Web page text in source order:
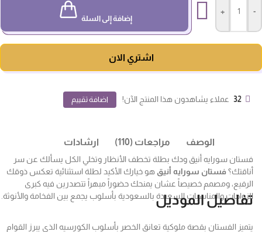
إضافة إلى السلة
اشتري الان
32 عملاء يشاهدون هذا المنتج الآن! اضافة تقييم
الوصف مراجعات (110) ارشادات
فستان سورايه أنيق ودك بطلة تخطف الأنظار وتخلي الكل يسألك عن سر
أناقتك؟فستان سورايه أنيقهو خيارك الأكيد لطلة استثنائية تعكس ذوقك
الرفيع، ومصمم خصيصاً عشان يمنحك حضوراً مبهراً تتصدرين فيه كبرى
الزواجات والمناسبات السعيدة بالسعودية بأسلوب يجمع بين الفخامة والأنوثة.
تفاصيل الموديل
يتميز الفستان بقصة ملوكية تعانق الخصر بأسلوب الكورسيه الذي يبرز القوام